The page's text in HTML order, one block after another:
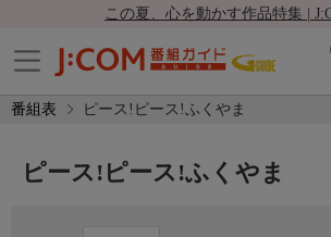
この夏、心を動かす作品特集 |
番組表 ピース!ピース!ふくやま
ピース!ピース!ふくやま